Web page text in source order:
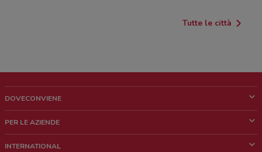
Tutte le città
DOVECONVIENE
Chi siamo
PER LE AZIENDE
INTERNATIONAL